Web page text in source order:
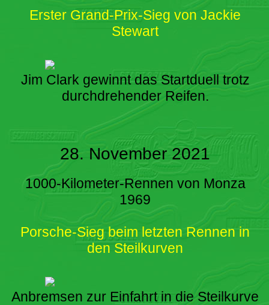
Erster Grand-Prix-Sieg von Jackie
Stewart
Jim Clark gewinnt das Startduell trotz
durchdrehender Reifen.
28. November 2021
1000-Kilometer-Rennen von Monza
1969
Porsche-Sieg beim letzten Rennen in
den Steilkurven
Anbremsen zur Einfahrt in die Steilkurve